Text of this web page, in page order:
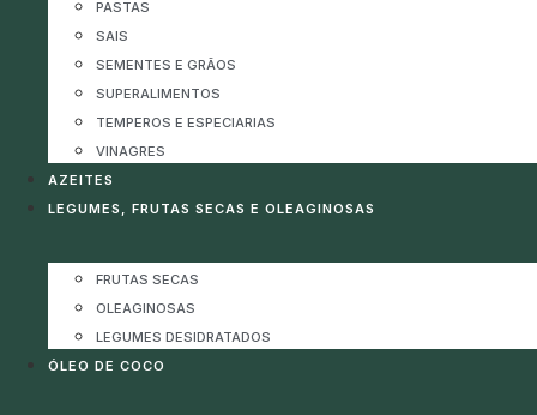
PASTAS
SAIS
SEMENTES E GRÃOS
SUPERALIMENTOS
TEMPEROS E ESPECIARIAS
VINAGRES
AZEITES
LEGUMES, FRUTAS SECAS E OLEAGINOSAS
FRUTAS SECAS
OLEAGINOSAS
LEGUMES DESIDRATADOS
ÓLEO DE COCO